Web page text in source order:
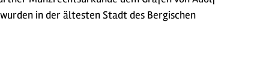
in der ältesten Stadt des Bergischen